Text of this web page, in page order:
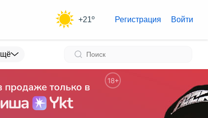
+21º Регистрация Войти